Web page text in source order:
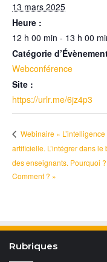
13 mars 2025
Heure :
12 h 00 min - 13 h 00
Catégorie
Webconférence
Site :
https://urlr.me/6jz4p3
Webinaire « L’intelligence
artificielle. L’intégrer dans le
des enseignants. Pourquoi ?
Comment ? »
Rubriques